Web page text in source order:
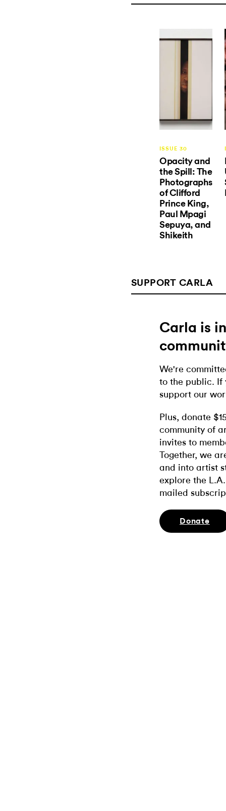
ISSUE 30
Opacity and
the Spill: The
Photographs
of Clifford
Prince King,
Paul Mpagi
Sepuya, and
Shikeith
SUPPORT CARLA
Carla is
We're
to the public. If
support our
Plus, donate
community of
invites to
Together, we
and into artist
explore the
mailed
Donate